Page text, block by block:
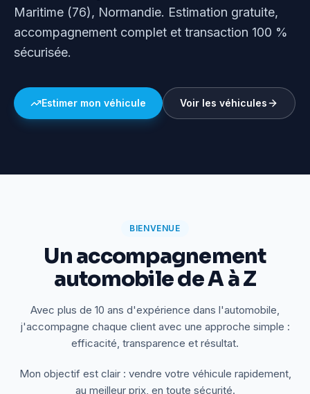
Maritime (76), Normandie. Estimation gratuite,
accompagnement complet et transaction 100 %
sécurisée.
Estimer mon véhicule Voir les véhicules
BIENVENUE
Un accompagnement
automobile de A à Z
Avec plus de 10 ans d'expérience dans l'automobile,
j'accompagne chaque client avec une approche simple :
efficacité, transparence et résultat.
Mon objectif est clair : vendre votre véhicule rapidement,
au meilleur prix, en toute sécurité.